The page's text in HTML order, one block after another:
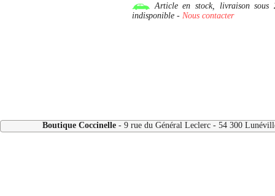
Article en stock, livraison
indisponible - Nous contacter
Boutique Coccinelle - 9 rue du Général Leclerc - 54 300